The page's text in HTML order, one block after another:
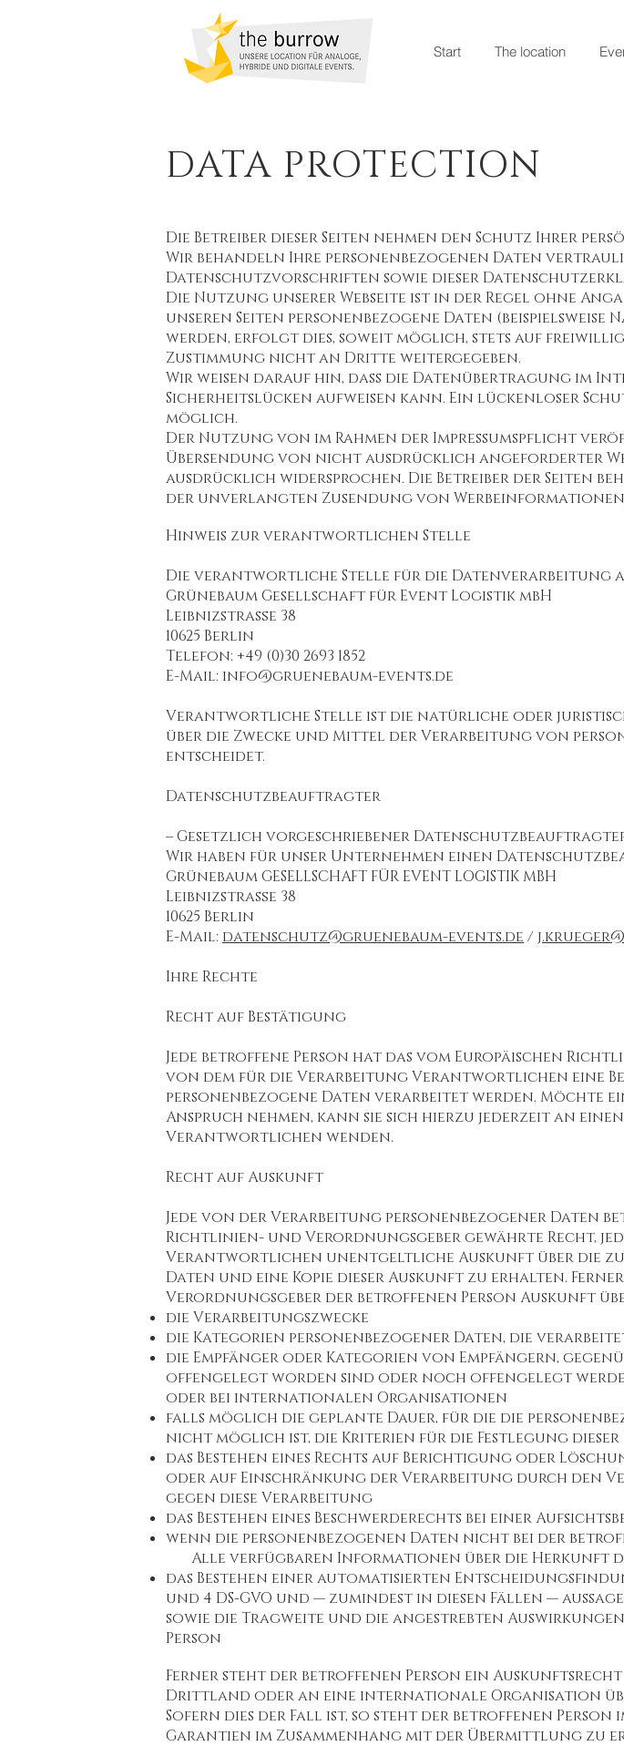
Start The location
DATA PROTECTION
Die Betreiber dieser Seiten nehmen den Schutz Ihrer
Wir behandeln Ihre personenbezogenen Daten
Datenschutzvorschriften sowie dieser
Die Nutzung unserer Webseite ist in der Regel ohne
unseren Seiten personenbezogene Daten (beispielsweise
werden, erfolgt dies, soweit möglich, stets auf
Zustimmung nicht an Dritte weitergegeben.
Wir weisen darauf hin, dass die Datenübertragung im
Sicherheitslücken aufweisen kann. Ein lückenloser
möglich.
Der Nutzung von im Rahmen der Impressumspflicht
Übersendung von nicht ausdrücklich angeforderter
ausdrücklich widersprochen. Die Betreiber der Seiten
der unverlangten Zusendung von Werbeinformationen,
Hinweis zur verantwortlichen Stelle
Die verantwortliche Stelle für die Datenverarbeitung
Grünebaum Gesellschaft für Event Logistik mbH
Leibnizstraße 38
10625 Berlin
Telefon: +49 (0)30 2693 1852
E-Mail: info@gruenebaum-events.de
Verantwortliche Stelle ist die natürliche oder
über die Zwecke und Mittel der Verarbeitung von
entscheidet.
Datenschutzbeauftragter
– Gesetzlich vorgeschriebener
Wir haben für unser Unternehmen einen
Grünebaum GESELLSCHAFT FÜR EVENT LOGISTIK MBH
Leibnizstraße 38
10625 Berlin
E-Mail: datenschutz@gruenebaum-events.de /
Ihre Rechte
Recht auf Bestätigung
Jede betroffene Person hat das vom Europäischen
von dem für die Verarbeitung Verantwortlichen eine
personenbezogene Daten verarbeitet werden. Möchte
Anspruch nehmen, kann sie sich hierzu jederzeit an
Verantwortlichen wenden.
Recht auf Auskunft
Jede von der Verarbeitung personenbezogener Daten
Richtlinien- und Verordnungsgeber gewährte Recht,
Verantwortlichen unentgeltliche Auskunft über die zu
Daten und eine Kopie dieser Auskunft zu erhalten.
Verordnungsgeber der betroffenen Person Auskunft
die Verarbeitungszwecke
die Kategorien personenbezogener Daten, die
die Empfänger oder Kategorien von Empfängern,
offengelegt worden sind oder noch offengelegt
oder bei internationalen Organisationen
falls möglich die geplante Dauer, für die die
nicht möglich ist, die Kriterien für die Festlegung dieser
das Bestehen eines Rechts auf Berichtigung oder
oder auf Einschränkung der Verarbeitung durch den
gegen diese Verarbeitung
das Bestehen eines Beschwerderechts bei einer
wenn die personenbezogenen Daten nicht bei der
Alle verfügbaren Informationen über die Herkunft
das Bestehen einer automatisierten
und 4 DS-GVO und — zumindest in diesen Fällen —
sowie die Tragweite und die angestrebten
Person
Ferner steht der betroffenen Person ein
Drittland oder an eine internationale Organisation
Sofern dies der Fall ist, so steht der betroffenen Person
Garantien im Zusammenhang mit der Übermittlung zu